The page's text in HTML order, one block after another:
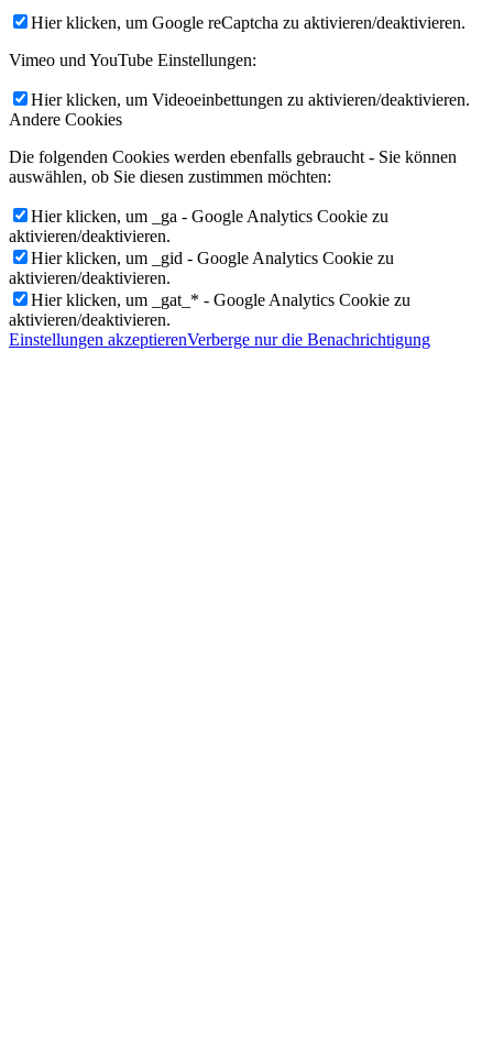
Hier klicken, um Google reCaptcha zu aktivieren/deaktivieren.
Vimeo und YouTube Einstellungen:
Hier klicken, um Videoeinbettungen zu aktivieren/deaktivieren.
Andere Cookies
Die folgenden Cookies werden ebenfalls gebraucht - Sie können
auswählen, ob Sie diesen zustimmen möchten:
Hier klicken, um _ga - Google Analytics Cookie zu
aktivieren/deaktivieren.
Hier klicken, um _gid - Google Analytics Cookie zu
aktivieren/deaktivieren.
Hier klicken, um _gat_* - Google Analytics Cookie zu
aktivieren/deaktivieren.
Einstellungen akzeptierenVerberge nur die Benachrichtigung